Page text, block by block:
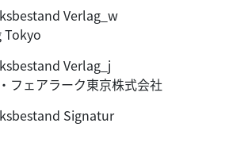
Verlag_w
Tokyo
Verlag_j
フェアラーク東京株式会社
Signatur